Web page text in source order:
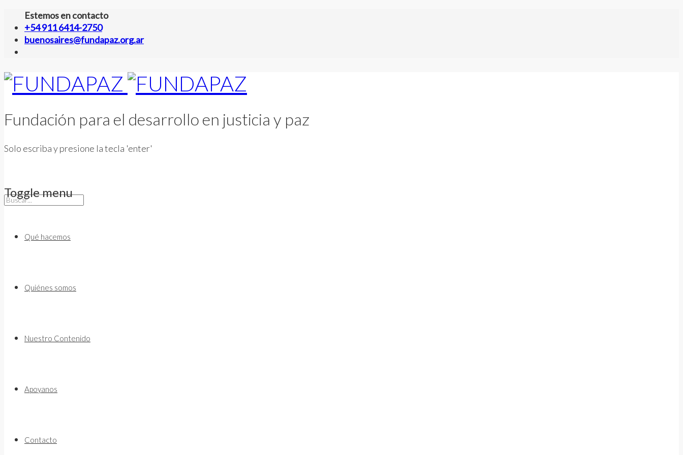
Estemos en contacto
+54 911 6414-2750
buenosaires@fundapaz.org.ar
Fundación para el desarrollo en justicia y paz
Solo escriba y presione la tecla 'enter'
Toggle menu
contentQué hacemos
Quiénes somos
Nuestro Contenido
Apoyanos
Contacto